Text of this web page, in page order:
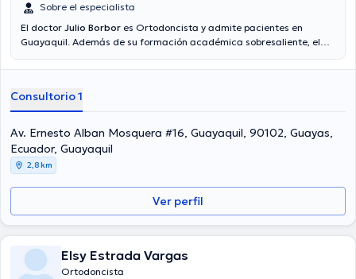
Sobre el especialista
El doctor Julio Borbor es Ortodoncista y admite pacientes en
Guayaquil. Además de su formación académica sobresaliente, el
médico tiene numerosos años de experiencia laboral en su área de
diversas asociaciones médicas. Julio Borbor ha intervenido en
diversas conferencias con la finalidad de tener una formación
continua en su temática de especialización y ha publicado
diferentes ediciones.
Consultorio 1
Av. Ernesto Alban Mosquera #16, Guayaquil, 90102, Guayas,
Ecuador, Guayaquil
2,8 km
Ver perfil
Elsy Estrada Vargas
Ortodoncista